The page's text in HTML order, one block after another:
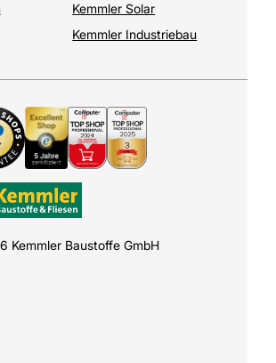
Kemmler Solar
Kemmler Industriebau
Kemmler Baustoffe GmbH